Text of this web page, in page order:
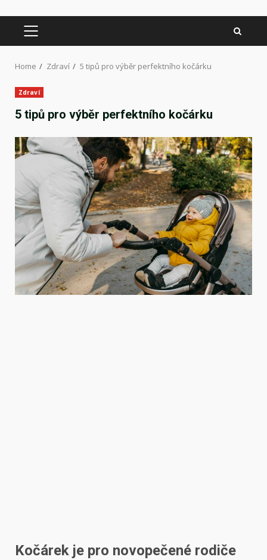
PRIMARY
Home Zdraví 5 tipů pro výběr perfektního kočárku
Zdraví
5 tipů pro výběr perfektního kočárku
Kočárek je pro novopečené rodiče